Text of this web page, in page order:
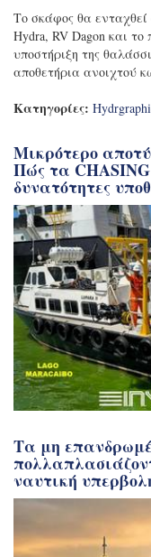
Το σκάφος θα ενταχθεί
Hydra, RV Dagon και
υποστήριξη της
αποθετήρια ανοιχτού
Κατηγορίες:
Μικρότερο
Πώς τα CHASING
δυνατότητες
Τα μη
ναυτική